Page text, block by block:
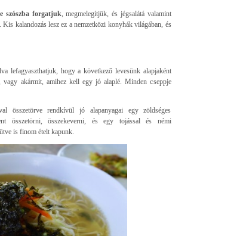
szószba forgatjuk , megmelegítjük, és jégsalátá valamint
kalandozás lesz ez a nemzetközi konyhák világában, és
lefagyaszthatjuk, hogy a következő levesünk alapjaként
vagy akármit, amihez kell egy jó alaplé. Minden cseppje
összetörve rendkívül jó alapanyagai egy zöldséges
összetörni, összekeverni, és egy tojással és némi
is finom ételt kapunk.